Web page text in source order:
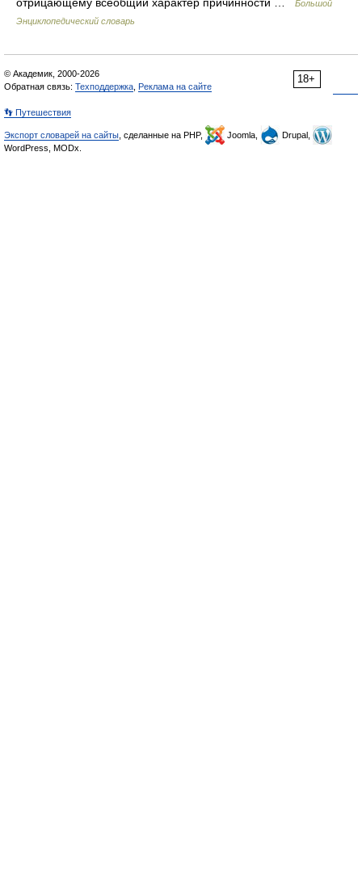
Большой
Энциклопедический словарь
18+
© Академик, 2000-2026
Обратная связь: Техподдержка Реклама на сайте
👣 Путешествия
Экспорт словарей на сайты , сделанные на PHP, Joomla,
Drupal,
WordPress, MODx.